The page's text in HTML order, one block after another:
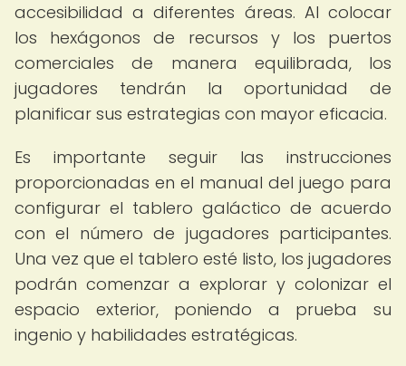
accesibilidad a diferentes áreas. Al colocar
los hexágonos de recursos y los puertos
comerciales de manera equilibrada, los
jugadores tendrán la oportunidad de
planificar sus estrategias con mayor eficacia.
Es importante seguir las instrucciones
proporcionadas en el manual del juego para
configurar el tablero galáctico de acuerdo
con el número de jugadores participantes.
Una vez que el tablero esté listo, los jugadores
podrán comenzar a explorar y colonizar el
espacio exterior, poniendo a prueba su
ingenio y habilidades estratégicas.